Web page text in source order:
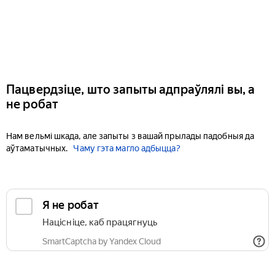
Пацвердзіце, што запыты адпраўлялі вы, а
не робат
Нам вельмі шкада, але запыты з вашай прылады падобныя да
аўтаматычных.
Чаму гэта магло адбыцца?
Я не робат
Націсніце, каб працягнуць
SmartCaptcha by Yandex Cloud